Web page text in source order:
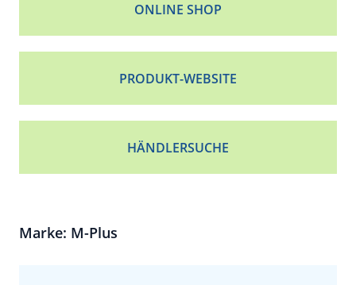
ONLINE SHOP
PRODUKT-WEBSITE
HÄNDLERSUCHE
Marke: M-Plus